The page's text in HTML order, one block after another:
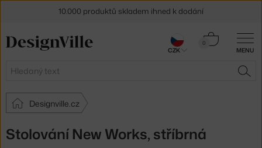
MENU
Hledat
0
Košík
Designville.cz
Stolování New Works, stříbrná
10.000 produktů skladem ihned k dodání
30 dní na vrácení zbožíCZK